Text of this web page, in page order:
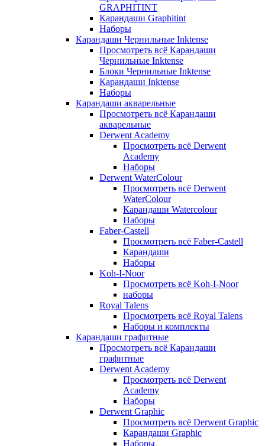
GRAPHITINT
Карандаши Graphitint
Наборы
Карандаши Чернильные Inktense
Просмотреть всё Карандаши
Чернильные Inktense
Блоки Чернильные Inktense
Карандаши Inktense
Наборы
Карандаши акварельные
Просмотреть всё Карандаши
акварельные
Derwent Academy
Просмотреть всё Derwent
Academy
Наборы
Derwent WaterColour
Просмотреть всё Derwent
WaterColour
Карандаши Watercolour
Наборы
Faber-Castell
Просмотреть всё Faber-Castell
Карандаши
Наборы
Koh-I-Noor
Просмотреть всё Koh-I-Noor
наборы
Royal Talens
Просмотреть всё Royal Talens
Наборы и комплекты
Карандаши графитные
Просмотреть всё Карандаши
графитные
Derwent Academy
Просмотреть всё Derwent
Academy
Наборы
Derwent Graphic
Просмотреть всё Derwent Graphic
Карандаши Graphic
Наборы